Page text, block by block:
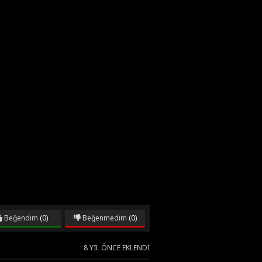
Beğendim (0) Beğenmedim (0)
8 YIL ÖNCE EKLENDI